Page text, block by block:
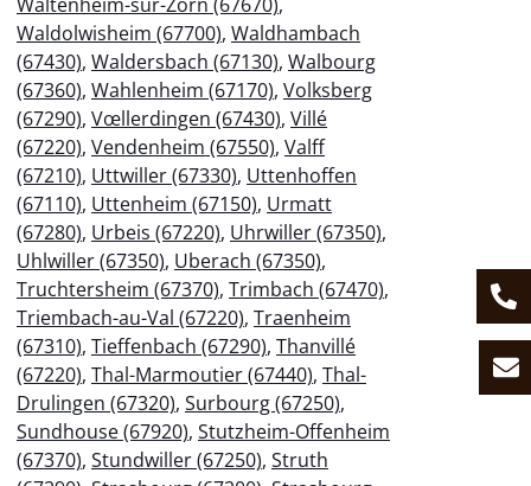
Waldolwisheim (67700), Waldhambach
(67430), Waldersbach (67130), Walbourg
(67360), Wahlenheim (67170), Volksberg
(67290), Vœllerdingen (67430), Villé
(67220), Vendenheim (67550), Valff
(67210), Uttwiller (67330), Uttenhoffen
(67110), Uttenheim (67150), Urmatt
(67280), Urbeis (67220), Uhrwiller (67350),
Uhlwiller (67350), Uberach (67350),
Truchtersheim (67370), Trimbach (67470),
Triembach-au-Val (67220), Traenheim
(67310), Tieffenbach (67290), Thanvillé
(67220), Thal-Marmoutier (67440), Thal-
Drulingen (67320), Surbourg (67250),
Sundhouse (67920), Stutzheim-Offenheim
(67370), Stundwiller (67250), Struth